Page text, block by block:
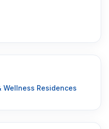
Wellness Residences